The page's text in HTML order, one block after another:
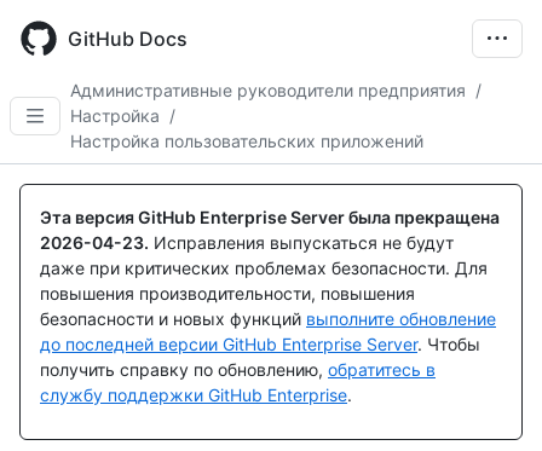
main
GitHub Docs
Административные руководители предприятия /
Настройка /
Настройка пользовательских приложений
Эта версия GitHub Enterprise Server была прекращена
2026-04-23. Исправления выпускаться не будут
даже при критических проблемах безопасности. Для
повышения производительности, повышения
безопасности и новых функций выполните обновление
до последней версии GitHub Enterprise Server. Чтобы
получить справку по обновлению, обратитесь в
службу поддержки GitHub Enterprise.